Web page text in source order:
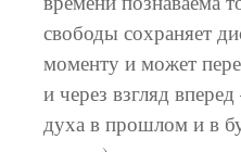
свободы сохраняет
моменту и может
и через взгляд
духа в прошлом и в